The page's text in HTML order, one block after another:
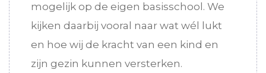
mogelijk op de eigen basisschool. We
kijken daarbij vooral naar wat wél lukt
en hoe wij de kracht van een kind en
zijn gezin kunnen versterken.